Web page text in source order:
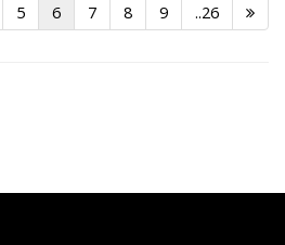
5 6 7 8 9 ..26